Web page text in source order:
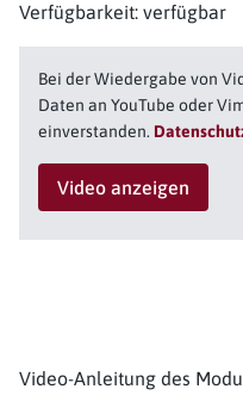
Verfügbarkeit: verfügbar
Bei der Wiedergabe von
Daten an YouTube oder
einverstanden.
Video anzeigen
Video-Anleitung des